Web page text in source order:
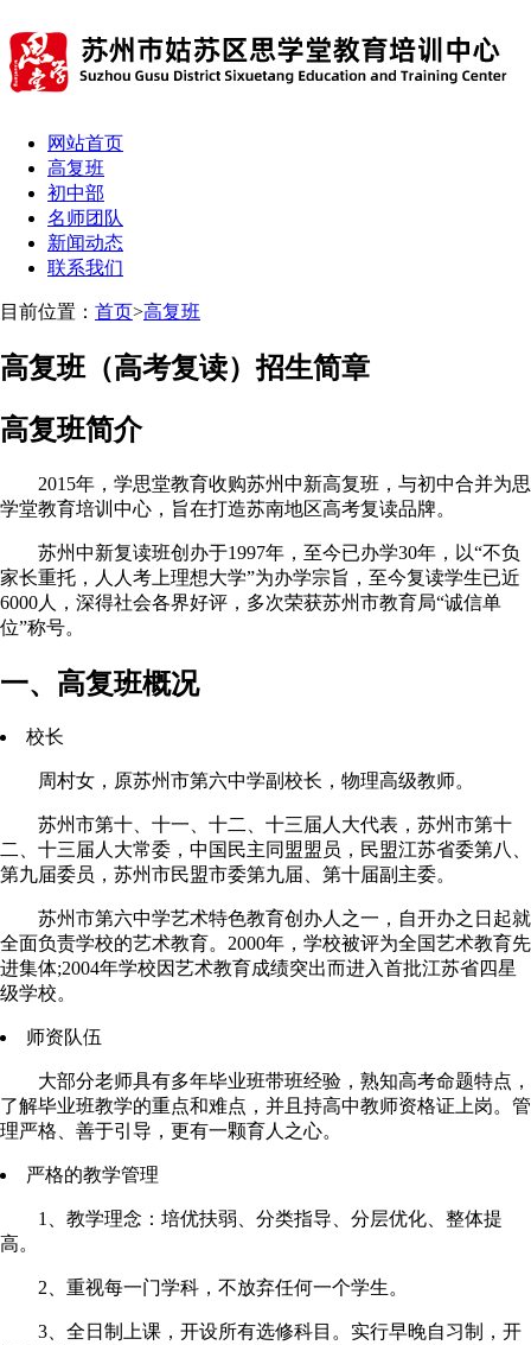
网站首页
高复班
初中部
名师团队
新闻动态
联系我们
目前位置： 首页>高复班
高复班（高考复读）招生简章
高复班简介
2015年，学思堂教育收购苏州中新高复班，与初中合并为思
学堂教育培训中心，旨在打造苏南地区高考复读品牌。
苏州中新复读班创办于1997年，至今已办学30年，以“不负
家长重托，人人考上理想大学”为办学宗旨，至今复读学生已近
6000人，深得社会各界好评，多次荣获苏州市教育局“诚信单
位”称号。
一、高复班概况
校长
周村女，原苏州市第六中学副校长，物理高级教师。
苏州市第十、十一、十二、十三届人大代表，苏州市第十
二、十三届人大常委，中国民主同盟盟员，民盟江苏省委第八、
第九届委员，苏州市民盟市委第九届、第十届副主委。
苏州市第六中学艺术特色教育创办人之一，自开办之日起就
全面负责学校的艺术教育。2000年，学校被评为全国艺术教育先
进集体;2004年学校因艺术教育成绩突出而进入首批江苏省四星
级学校。
师资队伍
大部分老师具有多年毕业班带班经验，熟知高考命题特点，
了解毕业班教学的重点和难点，并且持高中教师资格证上岗。管
理严格、善于引导，更有一颗育人之心。
严格的教学管理
1、教学理念：培优扶弱、分类指导、分层优化、整体提
高。
2、重视每一门学科，不放弃任何一个学生。
3、全日制上课，开设所有选修科目。实行早晚自习制，开